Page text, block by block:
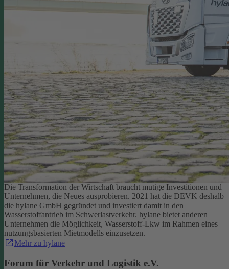
Die Transformation der Wirtschaft braucht mutige Investitionen und
Unternehmen, die Neues ausprobieren. 2021 hat die DEVK deshalb
die hylane GmbH gegründet und investiert damit in den
Wasserstoffantrieb im Schwerlastverkehr. hylane bietet anderen
Unternehmen die Möglichkeit, Wasserstoff-Lkw im Rahmen eines
nutzungsbasierten Mietmodells einzusetzen.
Mehr zu hylane
Forum für Verkehr und Logistik e.V.